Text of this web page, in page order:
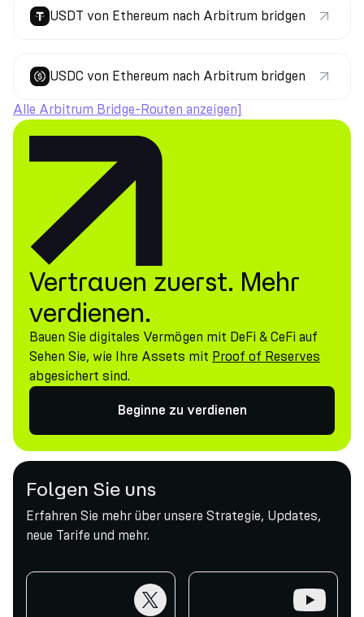
USDT von Ethereum nach Arbitrum bridgen
USDC von Ethereum nach Arbitrum bridgen
Alle Arbitrum Bridge-Routen anzeigen]
Vertrauen zuerst. Mehr
verdienen.
Bauen Sie digitales Vermögen mit DeFi & CeFi auf
Sehen Sie, wie Ihre Assets mit Proof of Reserves
abgesichert sind.
Beginne zu verdienen
Folgen Sie uns
Erfahren Sie mehr über unsere Strategie, Updates,
neue Tarife und mehr.